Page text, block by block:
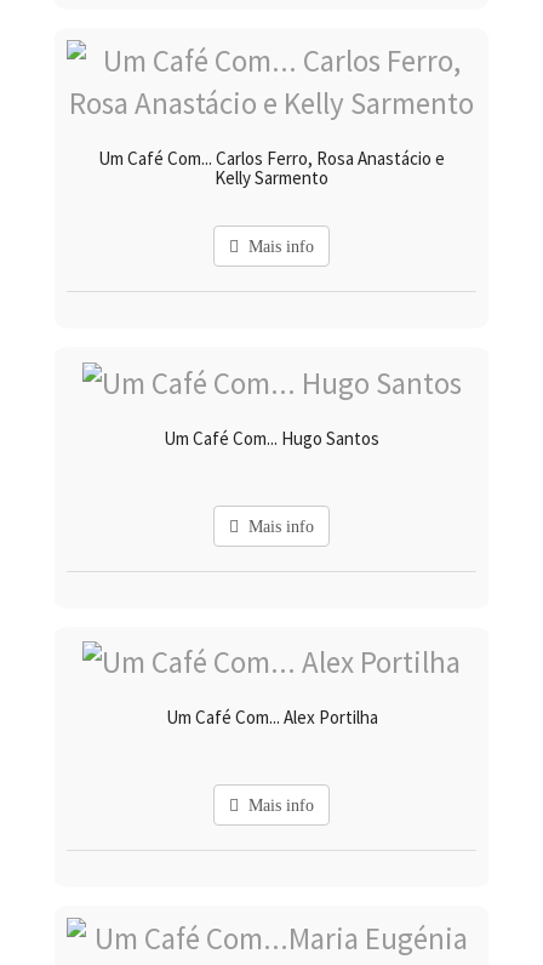
Um Café Com... Carlos Ferro, Rosa Anastácio e
Kelly Sarmento
Mais info
Um Café Com... Hugo Santos
Mais info
Um Café Com... Alex Portilha
Mais info